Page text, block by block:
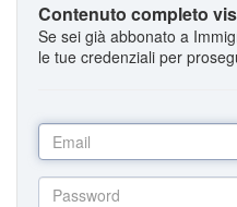
Contenuto completo
Se sei già abbonato a
le tue credenziali per